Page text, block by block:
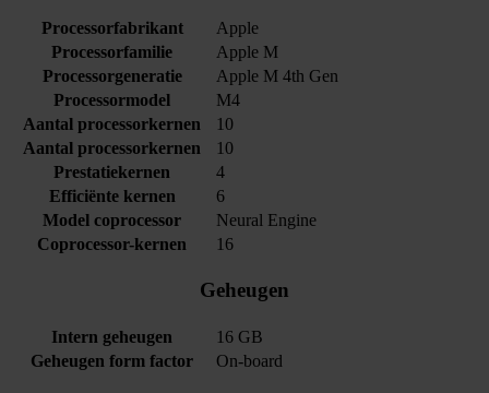
Processorfabrikant
Apple
Processorfamilie
Apple M
Processorgeneratie
Apple M 4th Gen
Processormodel
M4
Aantal processorkernen
10
Aantal processorkernen
10
Prestatiekernen
4
Efficiënte kernen
6
Model coprocessor
Neural Engine
Coprocessor-kernen
16
Geheugen
Intern geheugen
16 GB
Geheugen form factor
On-board